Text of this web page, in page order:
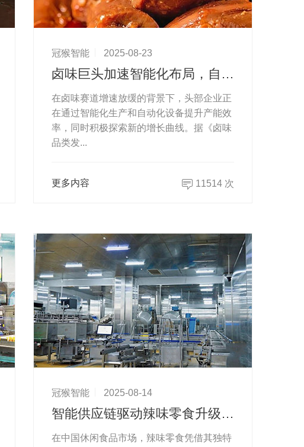
冠猴智能 2025-08-23
卤味巨头加速智能化布局，自动化产线助推产能新飞跃
在卤味赛道增速放缓的背景下，头部企业正
在通过智能化生产和自动化设备提升产能效
率，同时积极探索新的增长曲线。据《卤味
品类发...
更多内容 11514 次
冠猴智能 2025-08-14
智能供应链驱动辣味零食升级 绝味食品引领自动化生产新浪潮
在中国休闲食品市场，辣味零食凭借其独特